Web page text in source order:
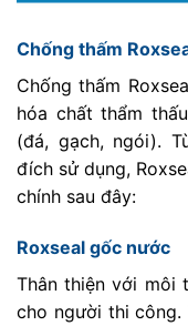
Chống thấm
Chống thấm
hóa chất thẩm
(đá, gạch, ngói).
đích sử dụng,
chính sau đây:
Roxseal gốc nước
Thân thiện với môi
cho người thi